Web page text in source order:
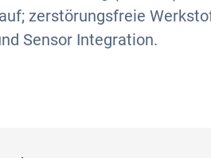
zerstörungsfreie
Sensor Integration.